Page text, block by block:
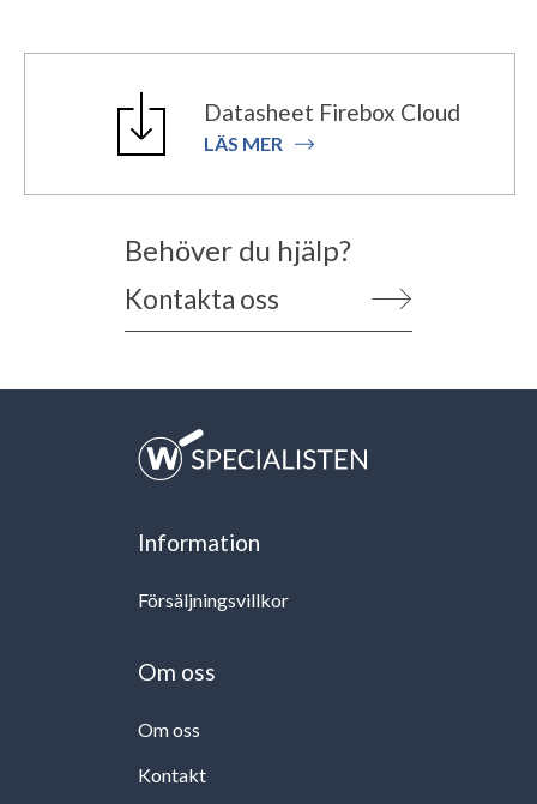
Datasheet Firebox Cloud
LÄS MER
Behöver du hjälp?
Kontakta oss
Information
Försäljningsvillkor
Om oss
Om oss
Kontakt